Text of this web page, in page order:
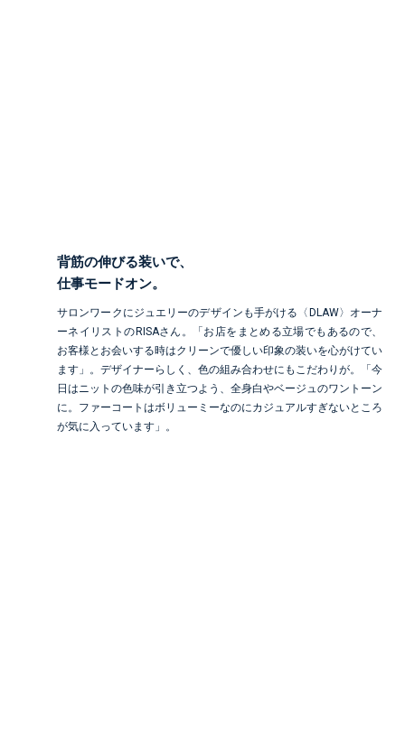
背筋の伸びる装いで、
仕事モードオン。
サロンワークにジュエリーのデザインも手がける〈DLAW〉オーナ
ーネイリストのRISAさん。「お店をまとめる立場でもあるので、
お客様とお会いする時はクリーンで優しい印象の装いを心がけてい
ます」。デザイナーらしく、色の組み合わせにもこだわりが。「今
日はニットの色味が引き立つよう、全身白やベージュのワントーン
に。ファーコートはボリューミーなのにカジュアルすぎないところ
が気に入っています」。